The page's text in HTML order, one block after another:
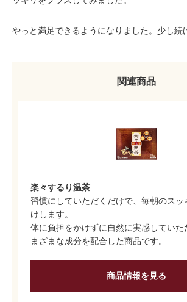
やっと満足できるようになりました。少し続
関連商品
楽々するり温茶
習慣にしていただくだけで、毎朝のスッ
けします。
体に負担をかけずに自然に実感していた
まざまな成分を配合した商品です。
商品情報を見る